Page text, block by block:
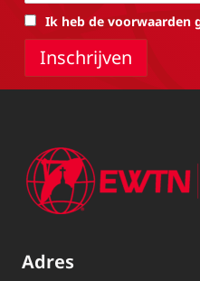
Ik heb de voorwaarden
Adres